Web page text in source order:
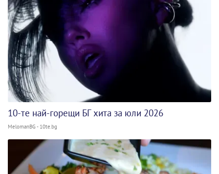
10-те най-горещи БГ хита за юли 2026
MelomanBG - 10te.bg